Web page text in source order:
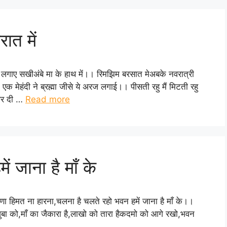
में
सखीअंबे मा के हाथ में।। रिमझिम बरसात मेअबके नवरात्री
मेहंदी ने ब्रह्मा जीसे ये अरज लगाई।। पीसती रहु मैं मिटती रहु
दी … Read more
जाना है माँ के
हिमत ना हारना,चलना है चलते रहो भवन हमें जाना है माँ के।।
को,माँ का जैकारा है,लाखो को तारा हैकदमो को आगे रखो,भवन